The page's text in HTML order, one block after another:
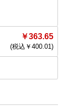
￥363.65
(税込￥ 400.01)